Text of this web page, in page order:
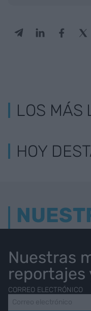
LOS MÁS
HOY
Nuestras
reportajes
CORREO ELECTRÓNICO